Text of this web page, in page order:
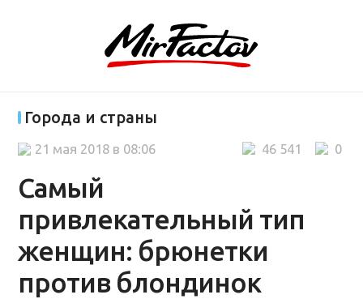
Города и страны
Самый
привлекательный тип
женщин: брюнетки
против блондинок
0
46 541
21 мая 2018 в 08:06